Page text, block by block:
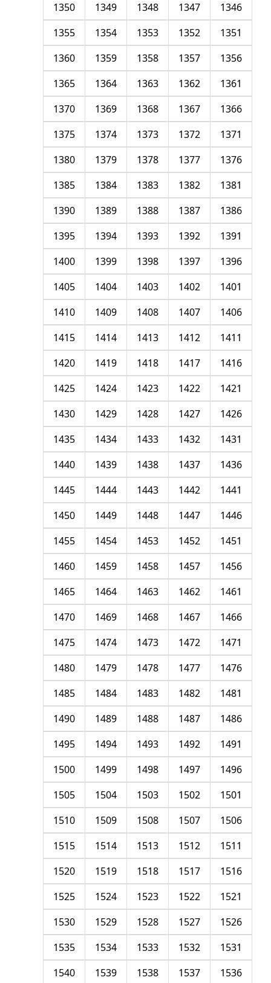
1346
1347
1348
1349
1350
1351
1352
1353
1354
1355
1356
1357
1358
1359
1360
1361
1362
1363
1364
1365
1366
1367
1368
1369
1370
1371
1372
1373
1374
1375
1376
1377
1378
1379
1380
1381
1382
1383
1384
1385
1386
1387
1388
1389
1390
1391
1392
1393
1394
1395
1396
1397
1398
1399
1400
1401
1402
1403
1404
1405
1406
1407
1408
1409
1410
1411
1412
1413
1414
1415
1416
1417
1418
1419
1420
1421
1422
1423
1424
1425
1426
1427
1428
1429
1430
1431
1432
1433
1434
1435
1436
1437
1438
1439
1440
1441
1442
1443
1444
1445
1446
1447
1448
1449
1450
1451
1452
1453
1454
1455
1456
1457
1458
1459
1460
1461
1462
1463
1464
1465
1466
1467
1468
1469
1470
1471
1472
1473
1474
1475
1476
1477
1478
1479
1480
1481
1482
1483
1484
1485
1486
1487
1488
1489
1490
1491
1492
1493
1494
1495
1496
1497
1498
1499
1500
1501
1502
1503
1504
1505
1506
1507
1508
1509
1510
1511
1512
1513
1514
1515
1516
1517
1518
1519
1520
1521
1522
1523
1524
1525
1526
1527
1528
1529
1530
1531
1532
1533
1534
1535
1536
1537
1538
1539
1540